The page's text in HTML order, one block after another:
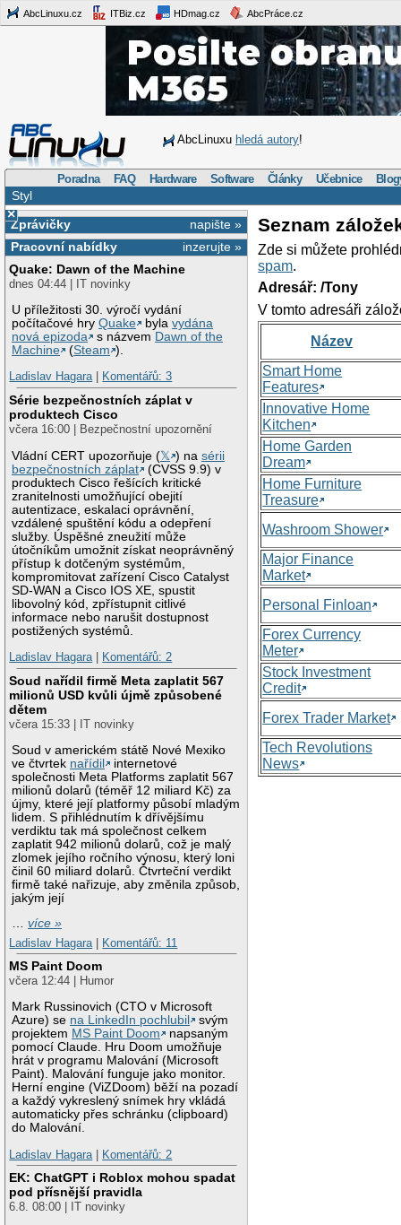
AbcLinuxu.cz ITBiz.cz HDmag.cz AbcPráce.cz
AbcLinuxu hledá autory!
Poradna FAQ Hardware Software Články Učebnice
Styl
×
napište »
Zprávičky
inzerujte »
Pracovní nabídky
Quake: Dawn of the Machine
dnes 04:44 | IT novinky
U příležitosti 30. výročí vydání
počítačové hryQuake bylavydána
nová epizoda
s názvem Dawn of the
Machine
(Steam ).
Ladislav Hagara| Komentářů: 3
Série bezpečnostních záplat v
produktech Cisco
včera 16:00 | Bezpečnostní upozornění
Vládní CERT upozorňuje (𝕏 ) nasérii
bezpečnostních záplat
(CVSS 9.9) v
produktech Cisco řešících kritické
zranitelnosti umožňující obejití
autentizace, eskalaci oprávnění,
vzdálené spuštění kódu a odepření
služby. Úspěšné zneužití může
útočníkům umožnit získat neoprávněný
přístup k dotčeným systémům,
kompromitovat zařízení Cisco Catalyst
SD-WAN a Cisco IOS XE, spustit
libovolný kód, zpřístupnit citlivé
informace nebo narušit dostupnost
postižených systémů.
Ladislav Hagara| Komentářů: 2
Soud nařídil firmě Meta zaplatit 567
milionů USD kvůli újmě způsobené
dětem
včera 15:33 | IT novinky
Soud v americkém státě Nové Mexiko
ve čtvrtek nařídil
internetové
společnosti Meta Platforms zaplatit 567
milionů dolarů (téměř 12 miliard Kč) za
újmy, které její platformy působí mladým
lidem. S přihlédnutím k dřívějšímu
verdiktu tak má společnost celkem
zaplatit 942 milionů dolarů, což je malý
zlomek jejího ročního výnosu, který loni
činil 60 miliard dolarů. Čtvrteční verdikt
firmě také nařizuje, aby změnila způsob,
jakým její
…více »
Ladislav Hagara
Komentářů: 11
MS Paint Doom
včera 12:44 | Humor
Mark Russinovich (CTO v Microsoft
Azure) se na LinkedIn pochlubil
svým
projektem MS Paint Doom
napsaným
pomocí Claude. Hru Doom umožňuje
hrát v programu Malování (Microsoft
Paint). Malování funguje jako monitor.
Herní engine (ViZDoom) běží na pozadí
a každý vykreslený snímek hry vkládá
automaticky přes schránku (clipboard)
do Malování.
Ladislav Hagara
Komentářů: 2
EK: ChatGPT i Roblox mohou spadat
pod přísnější pravidla
6.8. 08:00 | IT novinky
Seznam
Zde si můžete
spam.
Adresář: /Tony
V tomto adresáři
Název
Smart Home
Features
Innovative Home
Kitchen
Home Garden
Dream
Home Furniture
Treasure
Washroom Shower
Major Finance
Market
Personal Finloan
Forex Currency
Meter
Stock Investment
Credit
Forex Trader Market
Tech Revolutions
News